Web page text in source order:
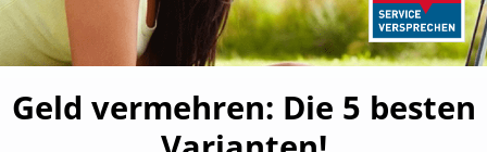
Geld vermehren: Die 5 besten